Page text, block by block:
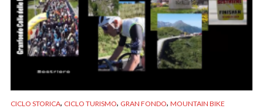
CICLO STORICA, CICLO TURISMO, GRAN FONDO, MOUNTAIN BIKE